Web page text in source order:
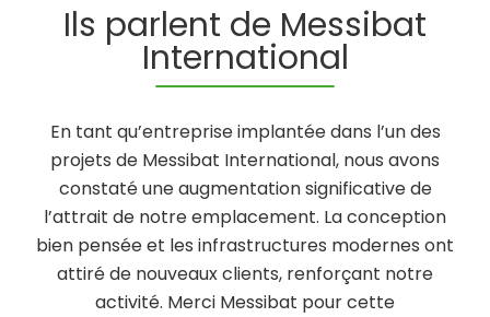
Ils parlent de Messibat
International
En tant qu’entreprise implantée dans l’un des
projets de Messibat International, nous avons
constaté une augmentation significative de
l’attrait de notre emplacement. La conception
bien pensée et les infrastructures modernes ont
attiré de nouveaux clients, renforçant notre
activité. Merci Messibat pour cette